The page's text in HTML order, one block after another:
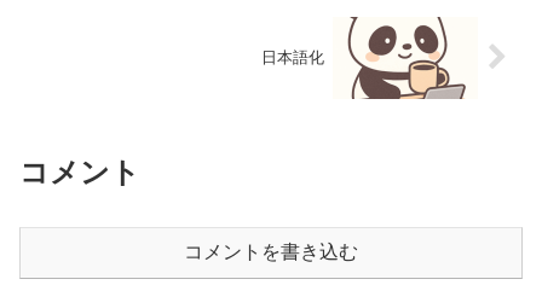
日本語化
コメント
コメントを書き込む